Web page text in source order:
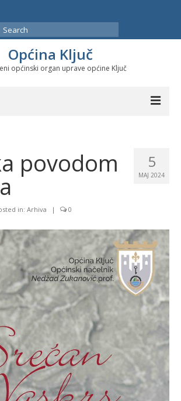
Općina Ključ
općinski organ uprave općine Ključ
i manifestacije
efikasnosti u stambenom
5
MAJ 2024
povodom
in: Arhiva | 0